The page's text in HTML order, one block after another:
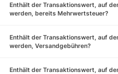
Enthält der Transaktionswert, auf
werden, bereits Mehrwertsteuer?
Enthält der Transaktionswert, auf
werden, Versandgebühren?
Enthält der Transaktionswert, auf